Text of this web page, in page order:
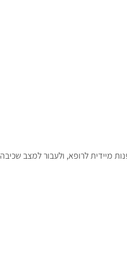
מיידית לרופא, ולעבור למצב שכיבה